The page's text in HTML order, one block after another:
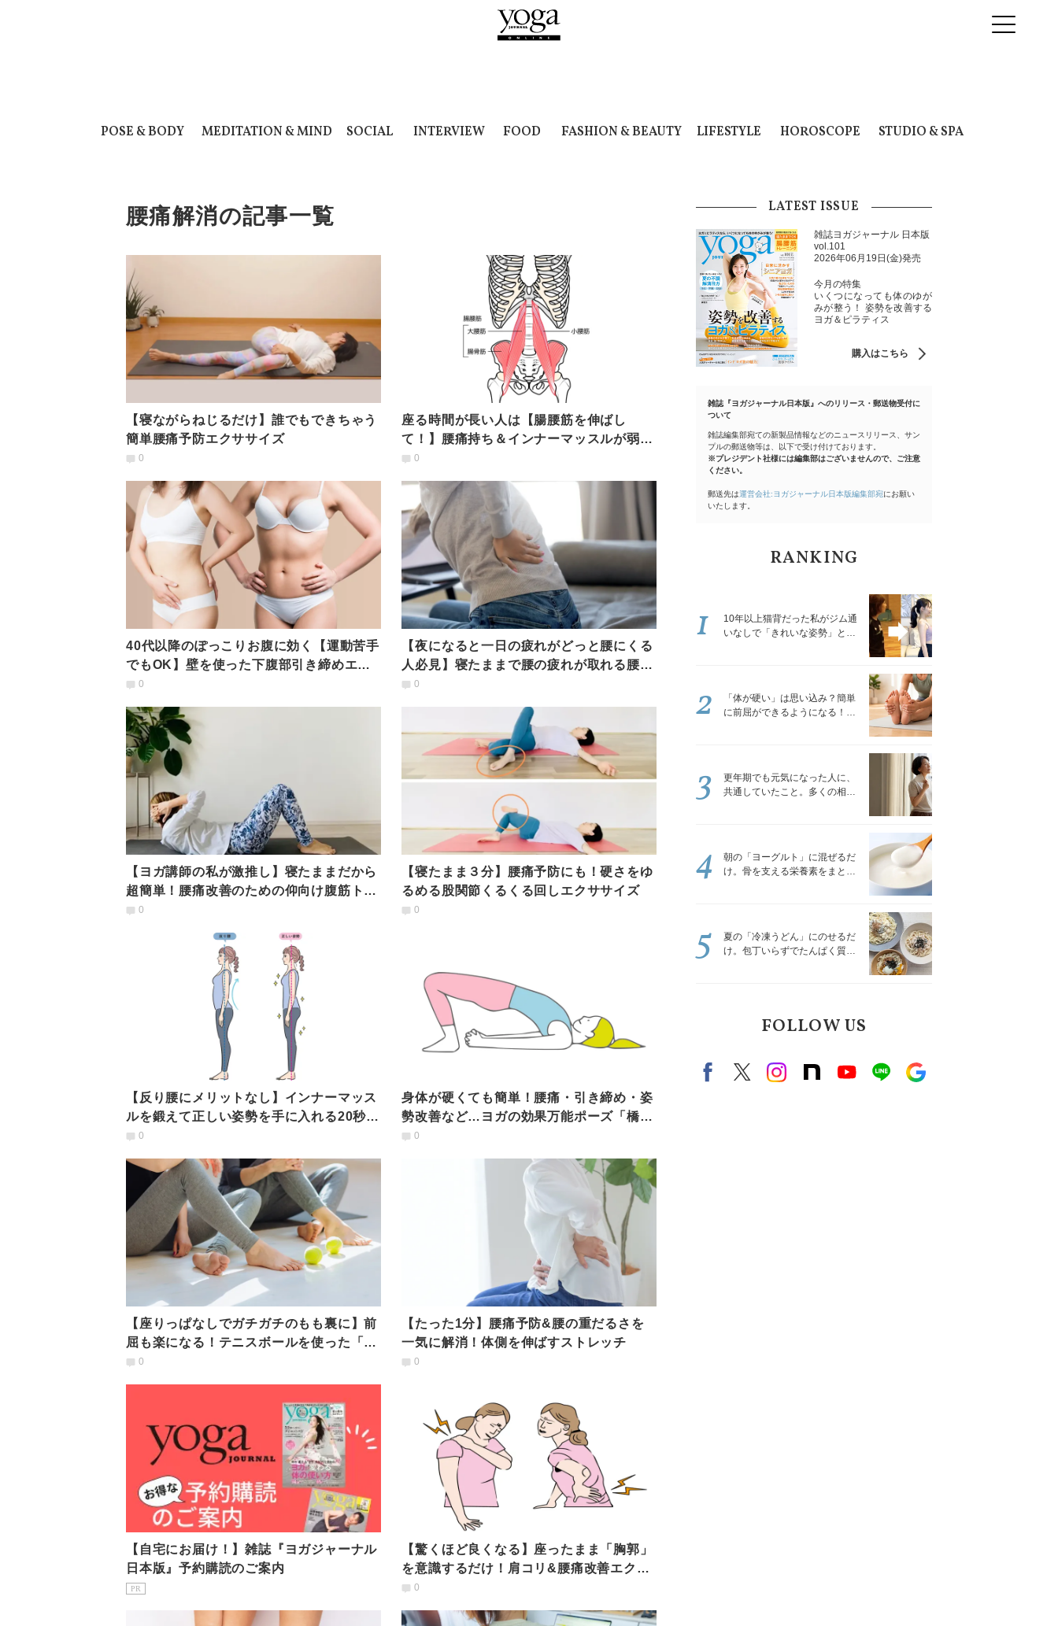
POSE & BODY MEDITATION & MIND SOCIAL INTERVIEW FOOD FASHION & BEAUTY LIFESTYLE HOROSCOPE STUDIO & SPA
腰痛解消の記事一覧
【寝ながらねじるだけ】誰でもできちゃう
簡単腰痛予防エクササイズ
0
座る時間が長い人は【腸腰筋を伸ばし
て！】腰痛持ち＆インナーマッスルが弱い
人におすすめのポーズ
0
40代以降のぽっこりお腹に効く【運動苦手
でもOK】壁を使った下腹部引き締めエク
ササイズ
0
【夜になると一日の疲れがどっと腰にくる
人必見】寝たままで腰の疲れが取れる腰し
ぼりストレッチ
0
【ヨガ講師の私が激推し】寝たままだから
超簡単！腰痛改善のための仰向け腹筋トレ
ーニング
0
【寝たまま３分】腰痛予防にも！硬さをゆ
るめる股関節くるくる回しエクササイズ
0
【反り腰にメリットなし】インナーマッス
ルを鍛えて正しい姿勢を手に入れる20秒ト
レーニング
0
身体が硬くても簡単！腰痛・引き締め・姿
勢改善など…ヨガの効果万能ポーズ「橋の
ポーズ」正しいやり方
0
【座りっぱなしでガチガチのもも裏に】前
屈も楽になる！テニスボールを使った「も
も裏ほぐし」
0
【たった1分】腰痛予防&腰の重だるさを
一気に解消！体側を伸ばすストレッチ
0
【自宅にお届け！】雑誌『ヨガジャーナル
日本版』予約購読のご案内
PR
【驚くほど良くなる】座ったまま「胸郭」
を意識するだけ！肩コリ&腰痛改善エクサ
サイズ
0
LATEST ISSUE
雑誌ヨガジャーナル 日本版
vol.101
2026年06月19日(金)発売
今月の特集
いくつになっても体のゆが
みが整う！ 姿勢を改善する
ヨガ＆ピラティス
購入はこちら
雑誌『ヨガジャーナル日本版』へのリリース・郵送物受付に
ついて
雑誌編集部宛ての新製品情報などのニュースリリース、サン
プルの郵送物等は、以下で受け付けております。
※プレジデント社様には編集部はございませんので、ご注意
ください。
郵送先は運営会社:ヨガジャーナル日本版編集部宛にお願い
いたします。
RANKING
10年以上猫背だった私がジム通
いなしで「きれいな姿勢」と褒
1
「体が硬い」は思い込み？簡単
に前屈ができるようになる！腿
2
更年期でも元気になった人に、
共通していたこと。多くの相談
3
朝の「ヨーグルト」に混ぜるだ
け。骨を支える栄養素をまとめ
4
夏の「冷凍うどん」にのせるだ
け。包丁いらずでたんぱく質を
5
FOLLOW US
FacebookX（旧twitter）
instagram
note Youtubeline